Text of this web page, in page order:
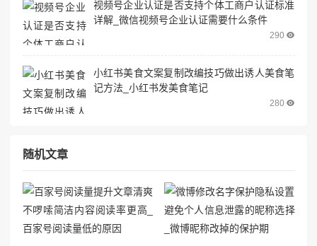
视频号企业认证是否支持个体工商户认证标准
详解_微信视频号企业认证需要什么条件
290
小红书美食文案复制改编技巧做出诱人美食笔
记方法_小红书发美食笔记
280
随机文章